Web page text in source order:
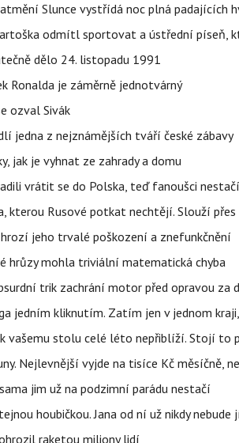
Slunce vystřídá noc plná padajících
odmítl sportovat a ústřední píseň,
dělo 24. listopadu 1991
Ronalda je záměrně jednotvárný
ozval Sivák
jedna z nejznámějších tváří české zábavy
jak je vyhnat ze zahrady a domu
vrátit se do Polska, teď fanoušci
kterou Rusové potkat nechtějí. Slouží
jeho trvalé poškození a znefunkčnění
hrůzy mohla triviální matematická chyba
trik zachrání motor před opravou za
jedním kliknutím. Zatím jen v jednom
vašemu stolu celé léto nepřiblíží. Stojí to
Nejlevnější vyjde na tisíce Kč měsíčně,
jim už na podzimní parádu nestačí
houbičkou. Jana od ní už nikdy nebude
raketou miliony lidí